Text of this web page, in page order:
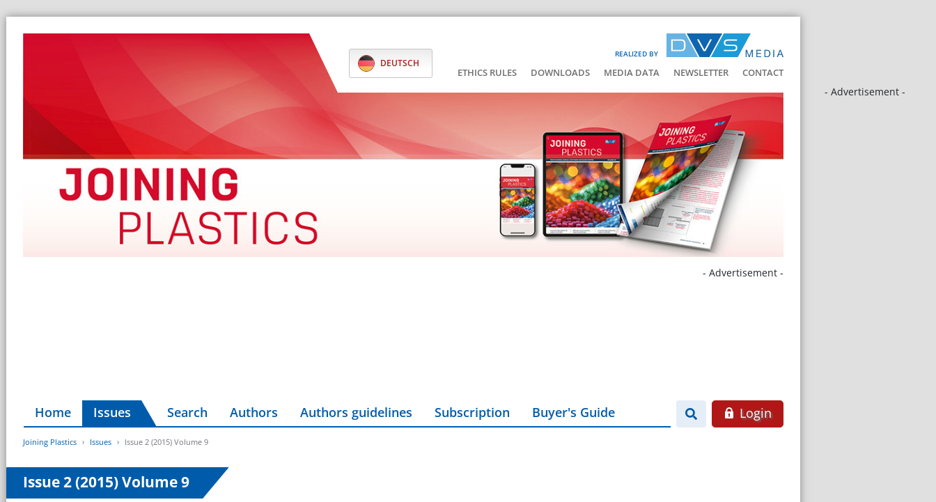
REALIZED BY
DEUTSCH
ETHICS RULES DOWNLOADS MEDIA DATA NEWSLETTER CONTACT
- Advertisement -
- Advertisement -
Home Issues Search Authors Authors guidelines Subscription Buyer's Guide Login
Joining Plastics Issues Issue 2 (2015) Volume 9
Issue 2 (2015) Volume 9